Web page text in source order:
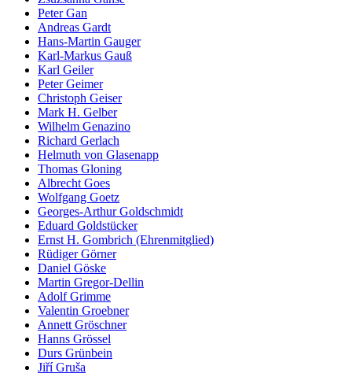
Peter Gan
Andreas Gardt
Hans-Martin Gauger
Karl-Markus Gauß
Karl Geiler
Peter Geimer
Christoph Geiser
Mark H. Gelber
Wilhelm Genazino
Richard Gerlach
Helmuth von Glasenapp
Thomas Gloning
Albrecht Goes
Wolfgang Goetz
Georges-Arthur Goldschmidt
Eduard Goldstücker
Ernst H. Gombrich (Ehrenmitglied)
Rüdiger Görner
Daniel Göske
Martin Gregor-Dellin
Adolf Grimme
Valentin Groebner
Annett Gröschner
Hanns Grössel
Durs Grünbein
Jiří Gruša